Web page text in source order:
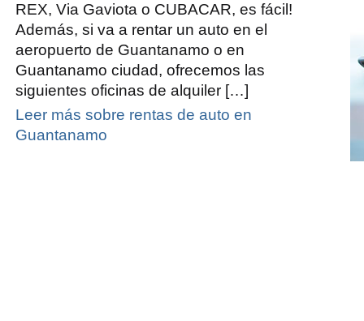
REX, Via Gaviota o CUBACAR, es fácil!
Además, si va a rentar un auto en el
aeropuerto de Guantanamo o en
Guantanamo ciudad, ofrecemos las
siguientes oficinas de alquiler […]
Leer más sobre rentas de auto en
Guantanamo